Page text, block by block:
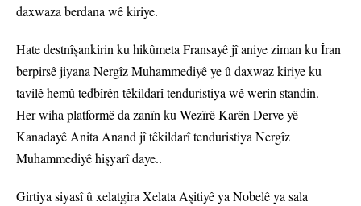
daxwaza berdana wê kiriye.
Hate destnîşankirin ku hikûmeta Fransayê jî aniye ziman ku Îran
berpirsê jiyana Nergîz Muhammediyê ye û daxwaz kiriye ku
tavilê hemû tedbîrên têkildarî tenduristiya wê werin standin.
Her wiha platformê da zanîn ku Wezîrê Karên Derve yê
Kanadayê Anita Anand jî têkildarî tenduristiya Nergîz
Muhammediyê hişyarî daye..
Girtiya siyasî û xelatgira Xelata Aşitiyê ya Nobelê ya sala